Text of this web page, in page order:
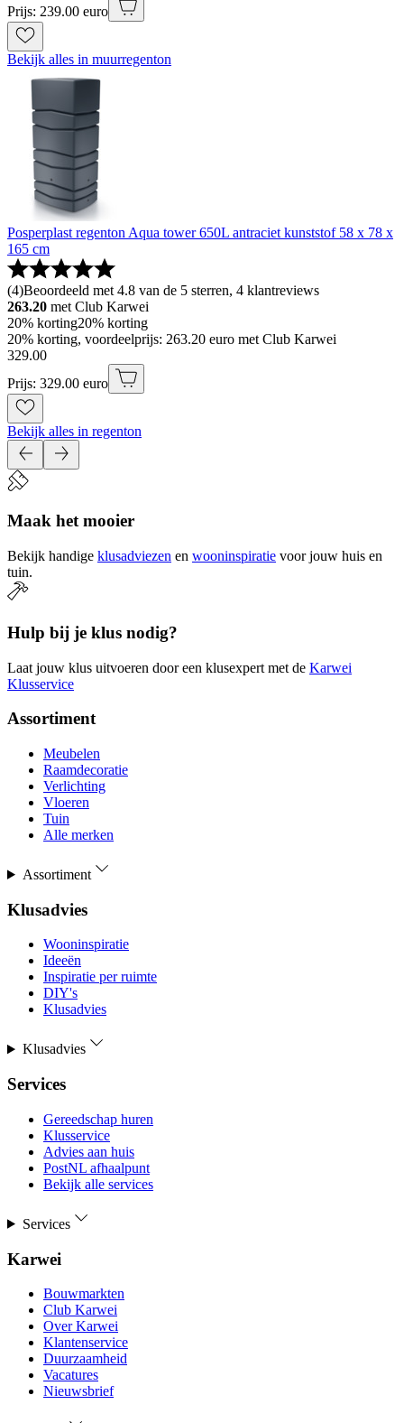
Prijs: 239.00 euro
Bekijk alles in muurregenton
Posperplast regenton Aqua tower 650L antraciet kunststof 58 x 78 x
165 cm
(4)Beoordeeld met 4.8 van de 5 sterren, 4 klantreviews
263.20 met Club Karwei
20% korting20% korting
20% korting, voordeelprijs: 263.20 euro met Club Karwei
329.00
Prijs: 329.00 euro
Bekijk alles in regenton
Maak het mooier
Bekijk handige klusadviezen en wooninspiratie voor jouw huis en
tuin.
Hulp bij je klus nodig?
Laat jouw klus uitvoeren door een klusexpert met de Karwei
Klusservice
Assortiment
Meubelen
Raamdecoratie
Verlichting
Vloeren
Tuin
Alle merken
Assortiment
Klusadvies
Wooninspiratie
Ideeën
Inspiratie per ruimte
DIY's
Klusadvies
Klusadvies
Services
Gereedschap huren
Klusservice
Advies aan huis
PostNL afhaalpunt
Bekijk alle services
Services
Karwei
Bouwmarkten
Club Karwei
Over Karwei
Klantenservice
Duurzaamheid
Vacatures
Nieuwsbrief